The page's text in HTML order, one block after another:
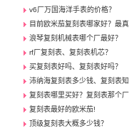
v6厂万国海洋手表的价格？
目前欧米茄复刻表哪家好？最
浪琴复刻机械表哪个厂最好？
rf厂复刻表、复刻表机芯？
买复刻表好吗、复刻表好吗？
沛纳海复刻表多少钱、复刻表知
复刻表哪里买好？复刻表那个厂
复刻表最好的欧米茄!
顶级复刻表大概多少钱？